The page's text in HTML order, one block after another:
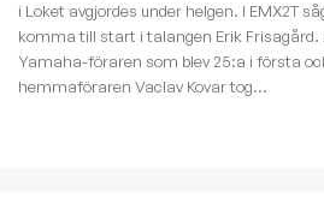
i Loket avgjordes under helgen. I EMX2T
komma till start i talangen Erik Frisagård.
Yamaha-föraren som blev 25:a i första
hemmaföraren Vaclav Kovar tog...